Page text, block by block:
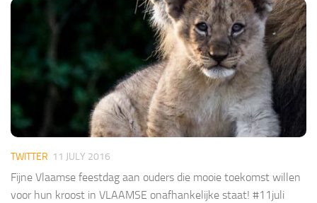
TWITTER 11 JULY 2016
Fijne Vlaamse feestdag aan ouders die mooie toekomst willen
voor hun kroost in VLAAMSE onafhankelijke staat! #11juli